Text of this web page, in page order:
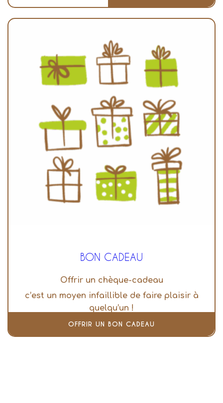
BON CADEAU
Offrir un chèque-cadeau
c’est un moyen infaillible de faire plaisir à
quelqu’un !
OFFRIR UN BON CADEAU